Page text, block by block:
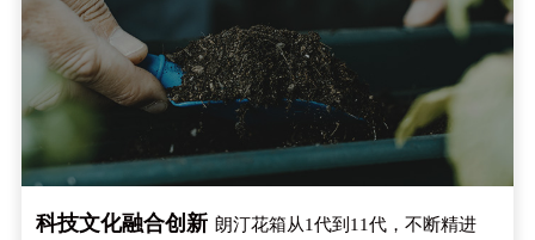
科技文化融合创新 朗汀花箱从1代到11代，不断精进